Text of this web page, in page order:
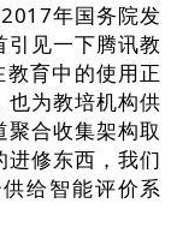
年国务院发
见一下腾讯教
育中的使用正
也为教培机构供
合收集架构取
进修东西，我们
给智能评价系